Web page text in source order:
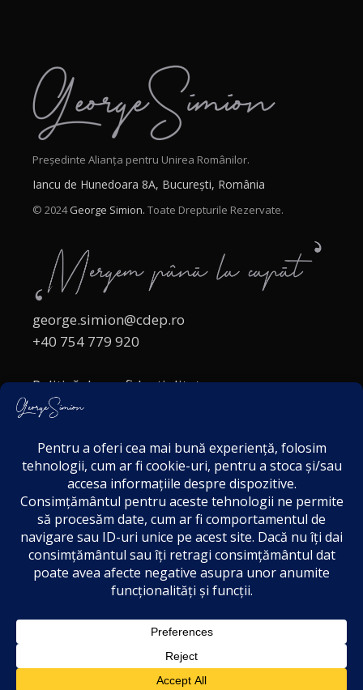
Președinte Alianța pentru Unirea Românilor.
Iancu de Hunedoara 8A, București, România
© 2024George Simion. Toate Drepturile Rezervate.
george.simion@cdep.ro
+40 754 779 920
Politică de confidențialitate
Politica cookies
Acordul de markting
Disclaimer